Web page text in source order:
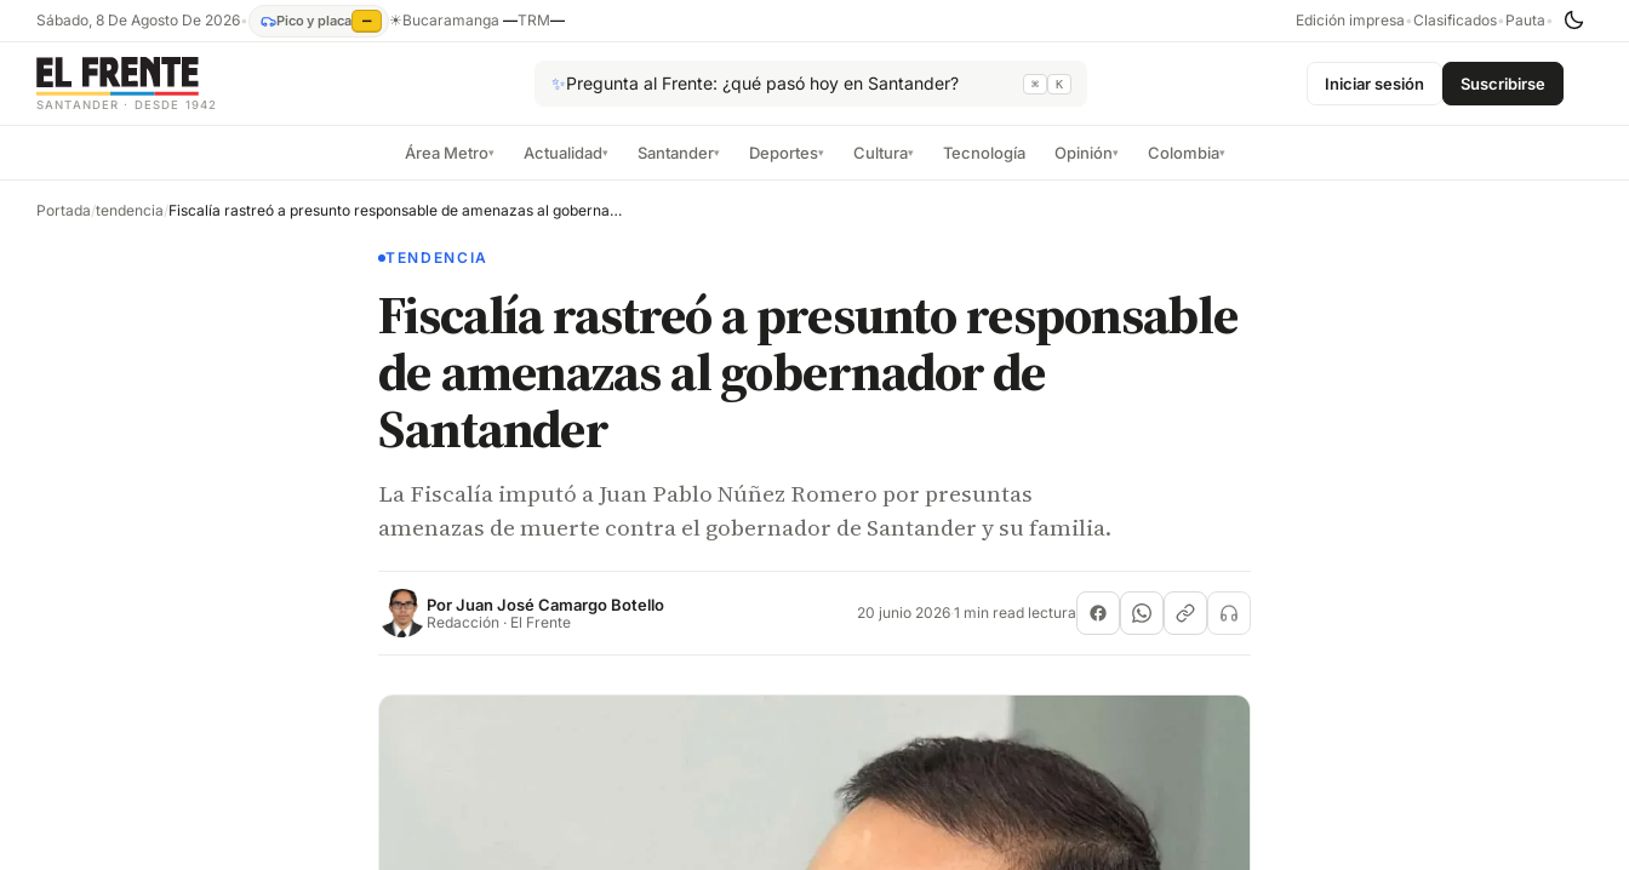
Sábado, 8 De Agosto De 2026• Pico y placa — ☀Bucaramanga—TRM— Edición impresa •Clasificados• Pauta •
SANTANDER · DESDE 1942
✨Pregunta al Frente: ¿qué pasó hoy en Santander? ⌘ K Iniciar sesión Suscribirse
Área Metro▾ Actualidad▾ Santander▾ Deportes▾ Cultura▾ Tecnología Opinión▾ Colombia▾
Portada/tendencia/ Fiscalía rastreó a presunto responsable de amenazas al gobernador de Santander
TENDENCIA
Fiscalía rastreó a presunto responsable
de amenazas al gobernador de
Santander
La Fiscalía imputó a Juan Pablo Núñez Romero por presuntas
amenazas de muerte contra el gobernador de Santander y su familia.
PorJuan José Camargo Botello
Redacción · El Frente 20 junio 2026·1 min read lectura